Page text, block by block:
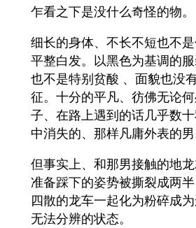
乍看之下是没什么奇怪的物。
细长的身体、不长不短也不
平整白发。以黑色为基调的
也不是特别贫酸 、面貌也没
征。十分的平凡、彷佛无论
子、在路上遇到的话几乎数
中消失的、那样凡庸外表的男
但事实上、和那男接触的地
准备踩下的姿势被撕裂成两
四散的龙车一起化为粉碎成
无法分辨的状态。